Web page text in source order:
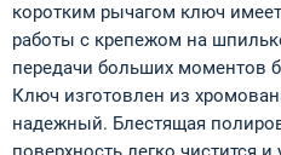
коротким рычагом ключ
работы с крепежом на
передачи больших моментов
Ключ изготовлен из
надежный. Блестящая